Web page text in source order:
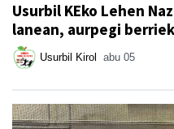
Usurbil KEko Lehen
lanean, aurpegi
Usurbil Kirol abu 05